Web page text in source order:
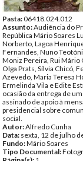
Pasta:06418.024.012
Assunto:Audiência do
República Mário Soares
Norberto, Lagoa
Fernandes, Nuno
Moniz Pereira, Rui Mário
Olga Prats, Sílvia Chicó,
Azevedo, Maria Teresa
Ermelinda Vila e Edite
ocasião da entrega de
assinado de apoio à
presidencial sobre
social.
Autor:Alfredo Cunha
Data: sexta, 12 de julho
Fundo:Mário Soares
Tipo Documental:
Página(s): 1